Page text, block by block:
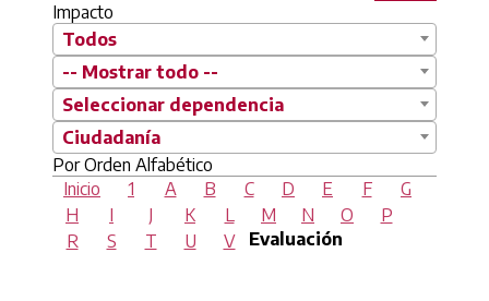
Impacto
Todos
-- Mostrar todo --
Seleccionar dependencia
Ciudadanía
Por Orden Alfabético
Inicio
1 A B C D E F
G
H
I J K L M N O
P
R
S T U V Evaluación